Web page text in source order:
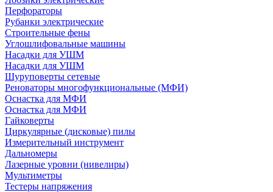
Перфораторы
Рубанки электрические
Строительные фены
Углошлифовальные машины
Насадки для УШМ
Насадки для УШМ
Шуруповерты сетевые
Реноваторы многофункциональные (МФИ)
Оснастка для МФИ
Оснастка для МФИ
Гайковерты
Циркулярные (дисковые) пилы
Измерительный инструмент
Дальномеры
Лазерные уровни (нивелиры)
Мультиметры
Тестеры напряжения